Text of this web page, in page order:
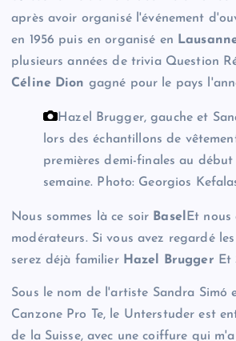
après avoir organisé l'événement
en 1956 puis en organisé en
plusieurs années de trivia Question
Céline Dion gagné pour le pays
Hazel Brugger, gauche et
lors des échantillons de
premières demi-finales au
semaine. Photo: Georgios
Nous sommes là ce soir BaselEt nous
modérateurs. Si vous avez regardé
serez déjà familier Hazel Brugger Et
Sous le nom de l'artiste Sandra Simó
Canzone Pro Te, le Unterstuder est
de la Suisse, avec une coiffure qui